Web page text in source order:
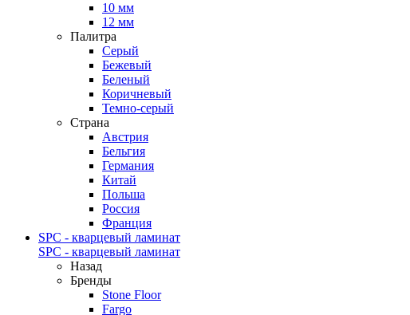
10 мм
12 мм
Палитра
Серый
Бежевый
Беленый
Коричневый
Темно-серый
Страна
Австрия
Бельгия
Германия
Китай
Польша
Россия
Франция
SPC - кварцевый ламинат
SPC - кварцевый ламинат
Назад
Бренды
Stone Floor
Fargo